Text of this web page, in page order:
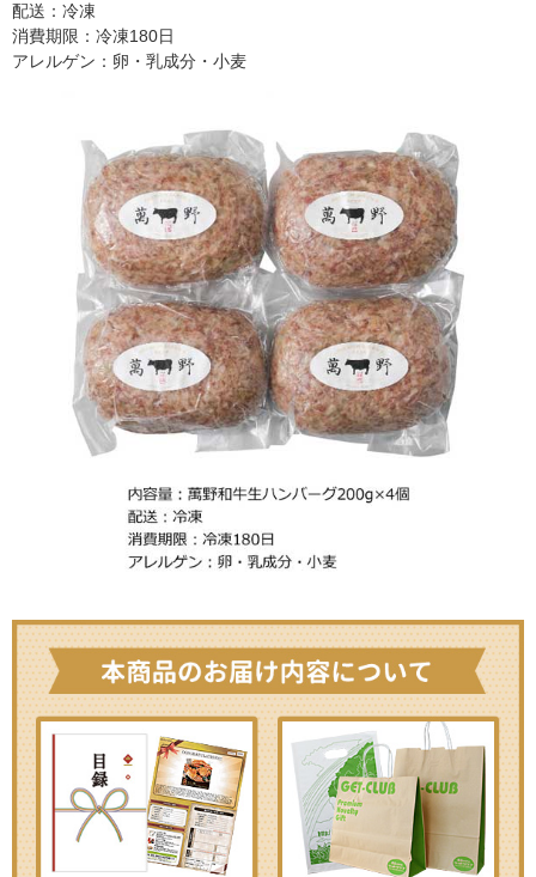
配送：冷凍
消費期限：冷凍180日
アレルゲン：卵・乳成分・小麦